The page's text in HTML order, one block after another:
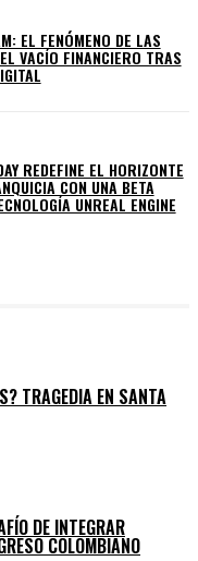
EL FENÓMENO DE LAS
VACÍO FINANCIERO TRAS
REDEFINE EL HORIZONTE
CON UNA BETA
UNREAL ENGINE
TRAGEDIA EN SANTA
DE INTEGRAR
COLOMBIANO